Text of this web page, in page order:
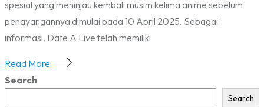
spesial yang meninjau kembali musim kelima anime sebelum
penayangannya dimulai pada 10 April 2025. Sebagai
informasi, Date A Live telah memiliki
Read More
Search
Search